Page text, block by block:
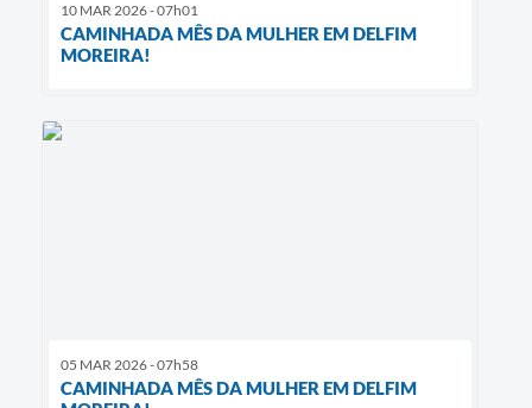
10 MAR 2026 - 07h01
CAMINHADA MÊS DA MULHER EM DELFIM
MOREIRA!
05 MAR 2026 - 07h58
CAMINHADA MÊS DA MULHER EM DELFIM